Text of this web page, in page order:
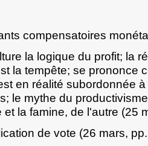
compensatoires
la logique du profit; la
la tempête; se prononce
en réalité subordonnée
le mythe du
la famine, de l'autre (25
de vote (26 mars,